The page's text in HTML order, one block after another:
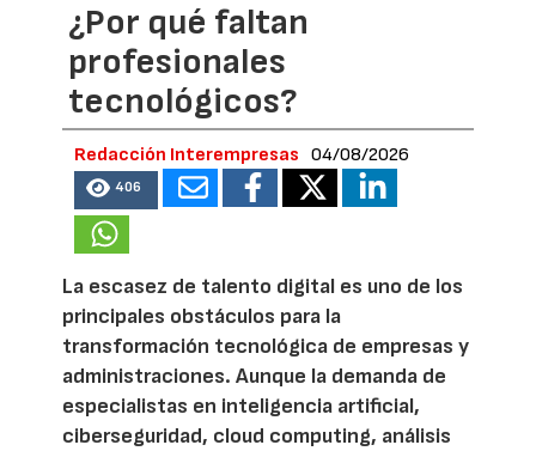
¿Por qué faltan
profesionales
tecnológicos?
Redacción Interempresas 04/08/2026
406
La escasez de talento digital es uno de los
principales obstáculos para la
transformación tecnológica de empresas y
administraciones. Aunque la demanda de
especialistas en inteligencia artificial,
ciberseguridad, cloud computing, análisis